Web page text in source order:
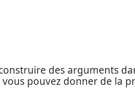
des arguments
pouvez donner de la